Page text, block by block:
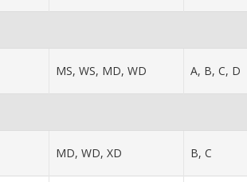
MS, WS, MD, WD A, B, C, D
MD, WD, XD B, C